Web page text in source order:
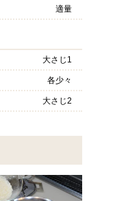
適量
大さじ1
各少々
大さじ2